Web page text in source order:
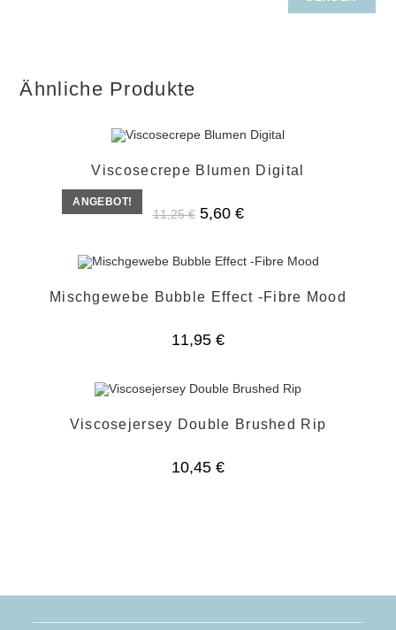
Ähnliche Produkte
ANGEBOT!
Viscosecrepe Blumen Digital
11,25€ Ursprünglicher
Preis
5,60 €Aktueller
Preis
Mischgewebe Bubble Effect -Fibre Mood
11,95 €
Viscosejersey Double Brushed Rip
10,45 €